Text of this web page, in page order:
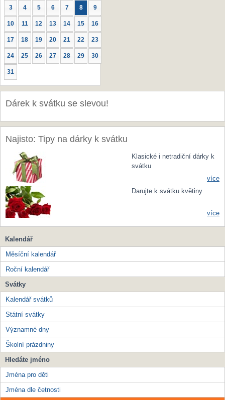
3 4 5 6 7 8 9
10 11 12 13 14 15 16
17 18 19 20 21 22 23
24 25 26 27 28 29 30
31
Dárek k svátku se slevou!
Najisto: Tipy na dárky k svátku
Klasické i netradiční dárky k
svátku
více
Darujte k svátku květiny
více
Kalendář
Měsíční kalendář
Roční kalendář
Svátky
Kalendář svátků
Státní svátky
Významné dny
Školní prázdniny
Hledáte jméno
Jména pro děti
Jména dle četnosti